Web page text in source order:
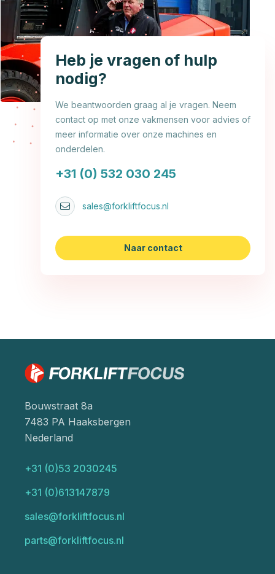
Heb je vragen of hulp
nodig?
We beantwoorden graag al je vragen. Neem
contact op met onze vakmensen voor advies of
meer informatie over onze machines en
onderdelen.
+31 (0) 532 030 245
sales@forkliftfocus.nl
Naar contact
Bouwstraat 8a
7483 PA Haaksbergen
Nederland
+31 (0)53 2030245
+31 (0)613147879
sales@forkliftfocus.nl
parts@forkliftfocus.nl